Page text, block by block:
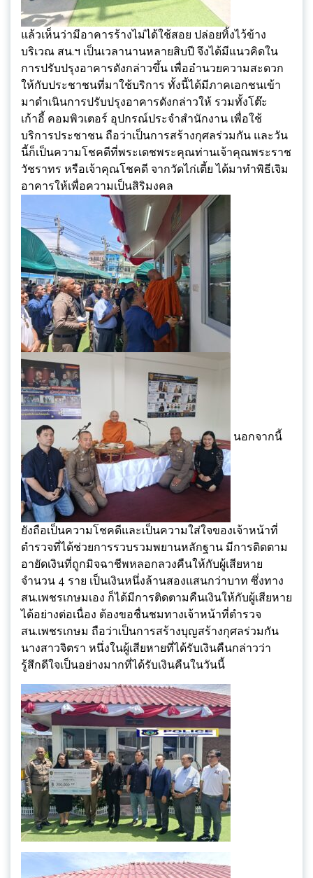
แล้วเห็นว่ามีอาคารร้างไม่ได้ใช้สอย ปล่อยทิ้งไว้ข้าง
บริเวณ สน.ฯ เป็นเวลานานหลายสิบปี จึงได้มีแนวคิดใน
การปรับปรุงอาคารดังกล่าวขึ้น เพื่ออำนวยความสะดวก
ให้กับประชาชนที่มาใช้บริการ ทั้งนี้ได้มีภาคเอกชนเข้า
มาดำเนินการปรับปรุงอาคารดังกล่าวให้ รวมทั้งโต๊ะ
เก้าอี้ คอมพิวเตอร์ อุปกรณ์ประจำสำนักงาน เพื่อใช้
บริการประชาชน ถือว่าเป็นการสร้างกุศลร่วมกัน และวัน
นี้ก็เป็นความโชคดีที่พระเดชพระคุณท่านเจ้าคุณพระราช
วัชราทร หรือเจ้าคุณโชคดี จากวัดไก่เตี้ย ได้มาทำพิธีเจิม
อาคารให้เพื่อความเป็นสิริมงคล
นอกจากนี้
ยังถือเป็นความโชคดีและเป็นความใส่ใจของเจ้าหน้าที่
ตำรวจที่ได้ช่วยการรวบรวมพยานหลักฐาน มีการติดตาม
อายัดเงินที่ถูกมิจฉาชีพหลอกลวงคืนให้กับผู้เสียหาย
จำนวน 4 ราย เป็นเงินหนึ่งล้านสองแสนกว่าบาท ซึ่งทาง
สน.เพชรเกษมเอง ก็ได้มีการติดตามคืนเงินให้กับผู้เสียหาย
ได้อย่างต่อเนื่อง ต้องขอชื่นชมทางเจ้าหน้าที่ตำรวจ
สน.เพชรเกษม ถือว่าเป็นการสร้างบุญสร้างกุศลร่วมกัน
นางสาวจิตรา หนึ่งในผู้เสียหายที่ได้รับเงินคืนกล่าวว่า
รู้สึกดีใจเป็นอย่างมากที่ได้รับเงินคืนในวันนี้